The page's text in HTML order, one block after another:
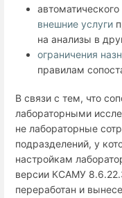
внешние услуги
на анализы в
ограничения
правилам
В связи с тем, что
лабораторными
не лабораторные
подразделений, у
настройкам
версии КСАМУ
переработан и